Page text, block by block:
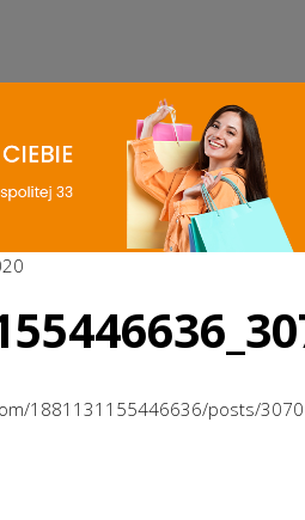
1881131155446636/posts/